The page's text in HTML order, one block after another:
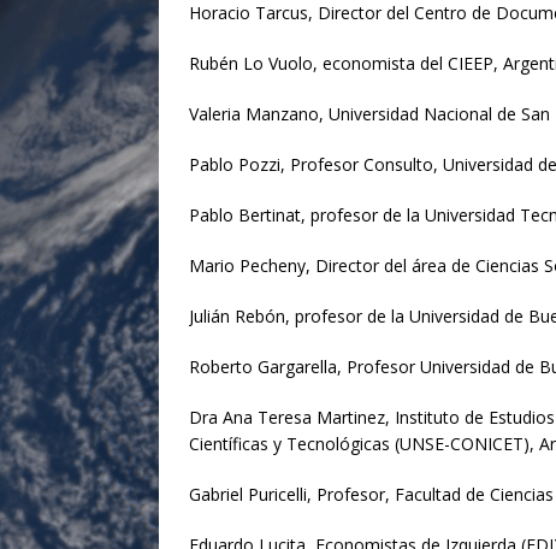
Horacio Tarcus, Director del Centro de
Rubén Lo Vuolo, economista del CIEEP,
Valeria Manzano, Universidad Nacional de
Pablo Pozzi, Profesor Consulto, Universidad
Pablo Bertinat, profesor de la Universidad
Mario Pecheny, Director del área de Ciencias
Julián Rebón, profesor de la Universidad de
Roberto Gargarella, Profesor Universidad de
Dra Ana Teresa Martinez, Instituto de
Científicas y Tecnológicas (UNSE-CONICET),
Gabriel Puricelli, Profesor, Facultad de